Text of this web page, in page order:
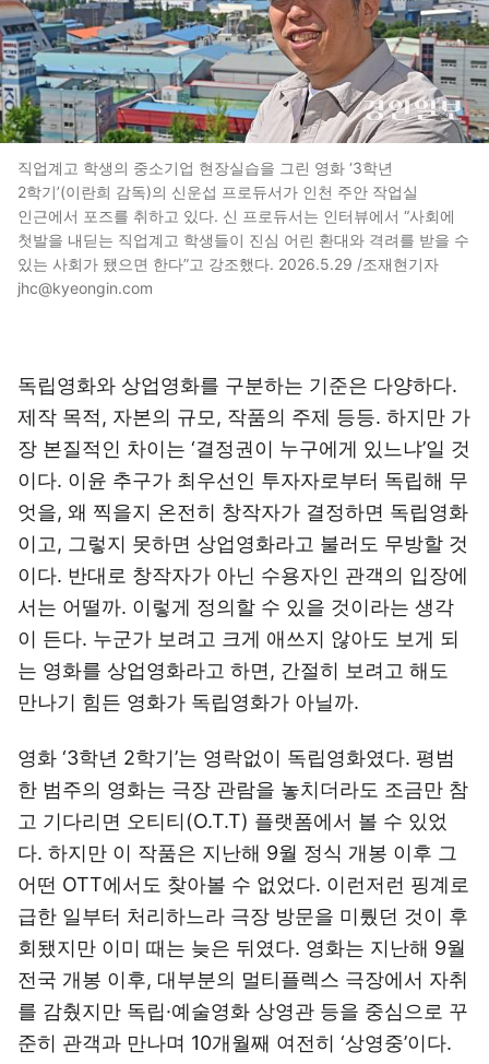
직업계고 학생의 중소기업 현장실습을 그린 영화 ‘3학년
2학기’(이란희 감독)의 신운섭 프로듀서가 인천 주안 작업실
인근에서 포즈를 취하고 있다. 신 프로듀서는 인터뷰에서 “사회에
첫발을 내딛는 직업계고 학생들이 진심 어린 환대와 격려를 받을 수
있는 사회가 됐으면 한다”고 강조했다. 2026.5.29 /조재현기자
jhc@kyeongin.com
독립영화와 상업영화를 구분하는 기준은 다양하다.
제작 목적, 자본의 규모, 작품의 주제 등등. 하지만 가
장 본질적인 차이는 ‘결정권이 누구에게 있느냐’일 것
이다. 이윤 추구가 최우선인 투자자로부터 독립해 무
엇을, 왜 찍을지 온전히 창작자가 결정하면 독립영화
이고, 그렇지 못하면 상업영화라고 불러도 무방할 것
이다. 반대로 창작자가 아닌 수용자인 관객의 입장에
서는 어떨까. 이렇게 정의할 수 있을 것이라는 생각
이 든다. 누군가 보려고 크게 애쓰지 않아도 보게 되
는 영화를 상업영화라고 하면, 간절히 보려고 해도
만나기 힘든 영화가 독립영화가 아닐까.
영화 ‘3학년 2학기’는 영락없이 독립영화였다. 평범
한 범주의 영화는 극장 관람을 놓치더라도 조금만 참
고 기다리면 오티티(O.T.T) 플랫폼에서 볼 수 있었
다. 하지만 이 작품은 지난해 9월 정식 개봉 이후 그
어떤 OTT에서도 찾아볼 수 없었다. 이런저런 핑계로
급한 일부터 처리하느라 극장 방문을 미뤘던 것이 후
회됐지만 이미 때는 늦은 뒤였다. 영화는 지난해 9월
전국 개봉 이후, 대부분의 멀티플렉스 극장에서 자취
를 감췄지만 독립·예술영화 상영관 등을 중심으로 꾸
준히 관객과 만나며 10개월째 여전히 ‘상영중’이다.